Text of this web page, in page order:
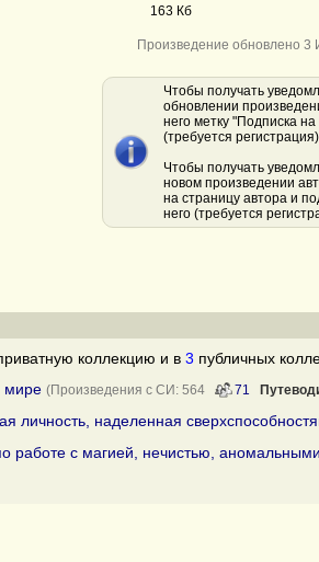
163 Кб
Произведение обновлено 3
Чтобы получать
обновлении
него метку "Подписка
(требуется
Чтобы получать
новом произведении
на страницу автора и
него (требуется
коллекцию и в 3 публичных
мире (Произведения с СИ: 564 71
личность, наделенная
работе с магией, нечистью,